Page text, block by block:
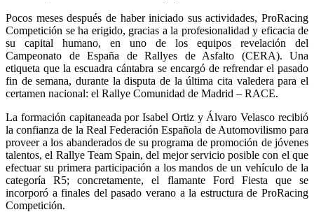
Pocos meses después de haber iniciado sus actividades, ProRacing
Competición se ha erigido, gracias a la profesionalidad y eficacia de
su capital humano, en uno de los equipos revelación del
Campeonato de España de Rallyes de Asfalto (CERA). Una
etiqueta que la escuadra cántabra se encargó de refrendar el pasado
fin de semana, durante la disputa de la última cita valedera para el
certamen nacional: el Rallye Comunidad de Madrid – RACE.
La formación capitaneada por Isabel Ortiz y Álvaro Velasco recibió
la confianza de la Real Federación Española de Automovilismo para
proveer a los abanderados de su programa de promoción de jóvenes
talentos, el Rallye Team Spain, del mejor servicio posible con el que
efectuar su primera participación a los mandos de un vehículo de la
categoría R5; concretamente, el flamante Ford Fiesta que se
incorporó a finales del pasado verano a la estructura de ProRacing
Competición.